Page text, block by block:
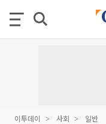
이투데이 사회 일반